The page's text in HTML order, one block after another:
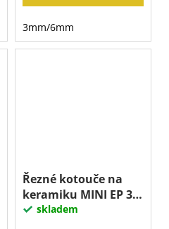
3mm/6mm
Řezné kotouče na
keramiku MINI EP 3
mmskladem